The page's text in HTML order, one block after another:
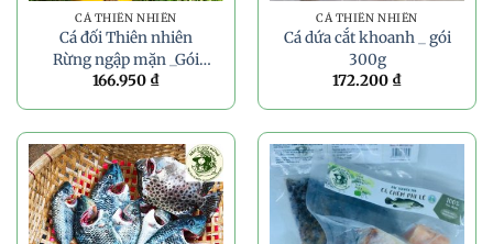
CÁ THIÊN NHIÊN
Cá đối Thiên nhiên
Rừng ngập mặn _Gói
450g
166.950 ₫
CÁ THIÊN NHIÊN
Cá dứa cắt khoanh _ gói
300g
172.200 ₫